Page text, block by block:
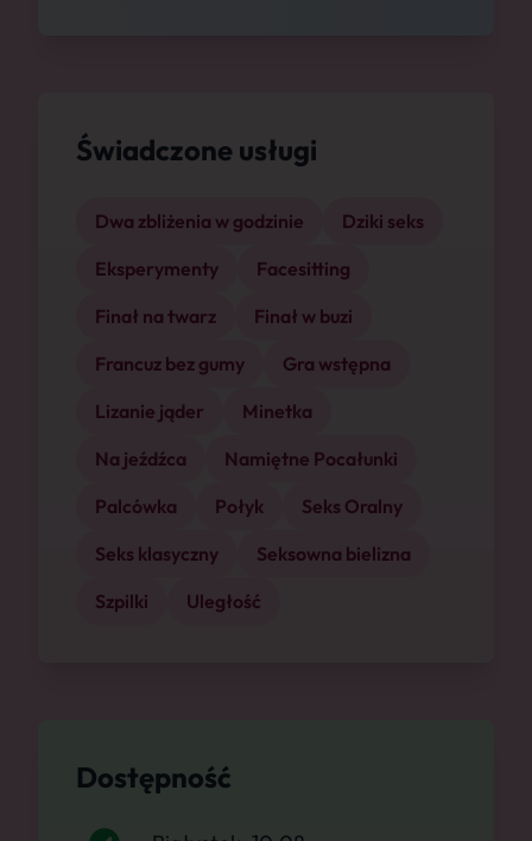
Świadczone usługi
Dwa zbliżenia w godzinie
Dziki seks
Eksperymenty
Facesitting
Finał na twarz
Finał w buzi
Francuz bez gumy
Gra wstępna
Lizanie jąder
Minetka
Na jeźdźca
Namiętne Pocałunki
Palcówka
Połyk
Seks Oralny
Seks klasyczny
Seksowna bielizna
Szpilki
Uległość
Dostępność